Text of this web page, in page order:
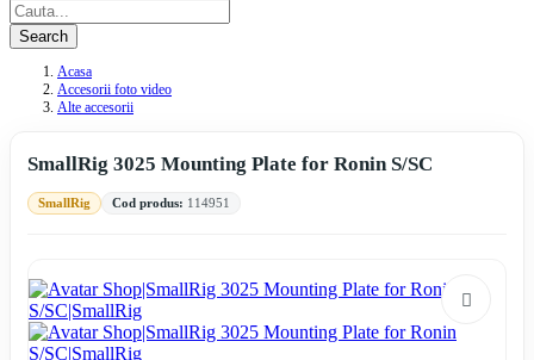
Search
Acasa
Accesorii foto video
Alte accesorii
SmallRig 3025 Mounting Plate for Ronin S/SC
SmallRig Cod produs: 114951